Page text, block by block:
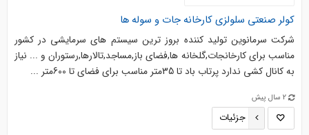
کولر صنعتی سلولزی کارخانه جات و سوله ها
شرکت سرمانوین تولید کننده بروز ترین سیستم های سرمایشی در کشور
مناسب برای کارخانجات,گلخانه ها,فضای باز,مساجد,تالارها,رستوران و ... نیاز
به کانال کشی ندارد پرتاب باد تا 35متر مناسب برای فضای تا 600متر ...
2 سال پیش
جزئیات